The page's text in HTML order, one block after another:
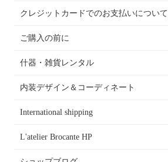
クレジットカードでのお支払いについて
ご購入の前に
什器・雑貨レンタル
内装デザイン＆コーディネート
International shipping
L'atelier Brocante HP